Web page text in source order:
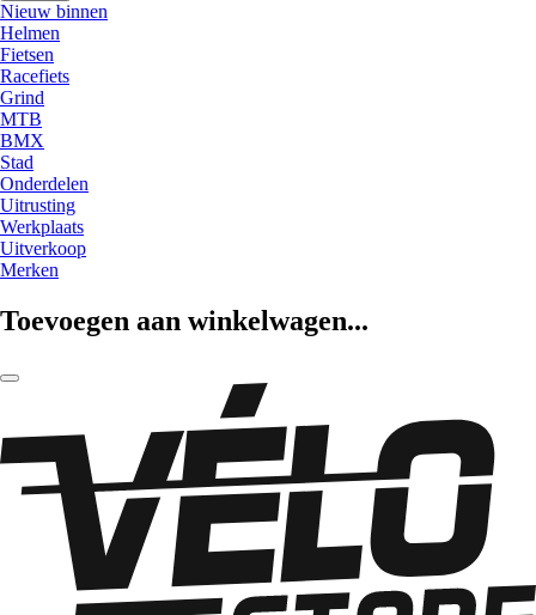
Nieuw binnen
Helmen
Fietsen
Racefiets
Grind
MTB
BMX
Stad
Onderdelen
Uitrusting
Werkplaats
Uitverkoop
Merken
Toevoegen aan winkelwagen...